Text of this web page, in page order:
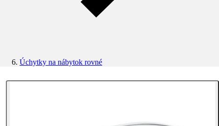
Úchytky na nábytok rovné